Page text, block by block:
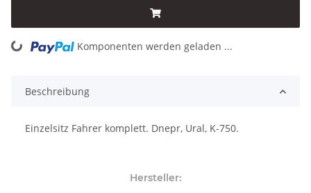
Loading... Komponenten werden geladen ...
Beschreibung
Einzelsitz Fahrer komplett. Dnepr, Ural, K-750.
Hersteller: